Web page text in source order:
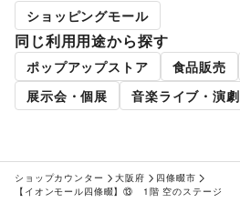
ショッピングモール
同じ利用用途から探す
ポップアップストア 食品販売
展示会・個展
音楽ライブ・演劇
ショップカウンター 大阪府
四條畷市
【イオンモール四條畷】⑬ 1階 空のステージ